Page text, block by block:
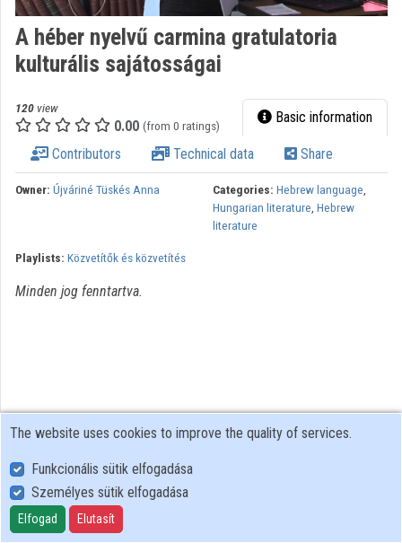
Organization discovery
Categories
Organizations
A héber nyelvű carmina gratulatoria
kulturális sajátosságai
120 view
0.00 (from 0 ratings) Basic information
Contributors Technical data Share
Owner: Újváriné Tüskés Anna Categories: Hebrew language,
Hungarian literature, Hebrew
literature
Playlists: Közvetítők és közvetítés
Minden jog fenntartva.
User Policy
Adatkezelési tájékoztató (en)
Cookie Policy
The website uses cookies to improve the quality of services.
Funkcionális sütik elfogadása
Személyes sütik elfogadása
Elfogad Elutasít